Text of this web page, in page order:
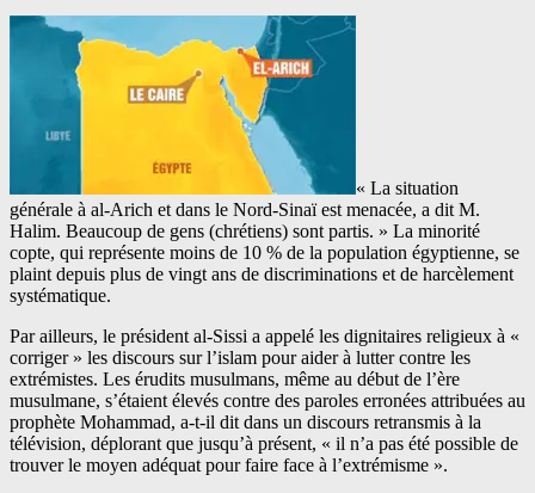
« La situation
générale à al-Arich et dans le Nord-Sinaï est menacée, a dit M.
Halim. Beaucoup de gens (chrétiens) sont partis. » La minorité
copte, qui représente moins de 10 % de la population égyptienne, se
plaint depuis plus de vingt ans de discriminations et de harcèlement
systématique.
Par ailleurs, le président al-Sissi a appelé les dignitaires religieux à «
corriger » les discours sur l’islam pour aider à lutter contre les
extrémistes. Les érudits musulmans, même au début de l’ère
musulmane, s’étaient élevés contre des paroles erronées attribuées au
prophète Mohammad, a-t-il dit dans un discours retransmis à la
télévision, déplorant que jusqu’à présent, « il n’a pas été possible de
trouver le moyen adéquat pour faire face à l’extrémisme ».